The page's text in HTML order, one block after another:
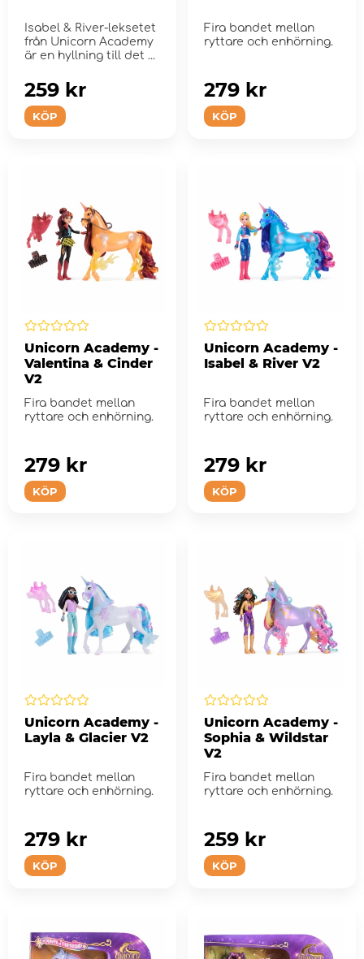
Isabel & River-leksetet
från Unicorn Academy
är en hyllning till det ...
KÖP
259 kr
Fira bandet mellan
ryttare och enhörning.
KÖP
279 kr
Unicorn Academy -
Valentina & Cinder
V2
Fira bandet mellan
ryttare och enhörning.
KÖP
279 kr
Unicorn Academy -
Isabel & River V2
Fira bandet mellan
ryttare och enhörning.
KÖP
279 kr
Unicorn Academy -
Layla & Glacier V2
Fira bandet mellan
ryttare och enhörning.
KÖP
279 kr
Unicorn Academy -
Sophia & Wildstar
V2
Fira bandet mellan
ryttare och enhörning.
KÖP
259 kr